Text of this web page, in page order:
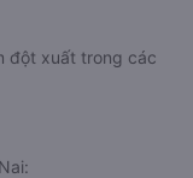
đột xuất trong các